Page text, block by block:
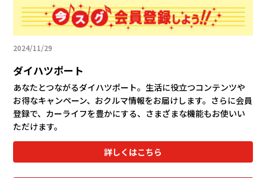
2024/11/29
ダイハツポート
あなたとつながるダイハツポート。生活に役立つコンテンツや
お得なキャンペーン、おクルマ情報をお届けします。さらに会員
登録で、カーライフを豊かにする、さまざまな機能もお使いい
ただけます。
詳しくはこちら